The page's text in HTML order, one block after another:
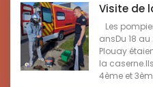
Visite de
Les
ansDu 18
Plouay
la
4ème et